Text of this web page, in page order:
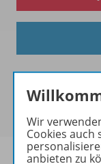
Wir
Cookies auch
anbieten zu